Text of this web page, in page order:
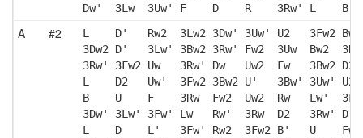
Dw'  3Lw  3Uw' F    D    R    3Rw' L    B'
A #2
L    D'   Rw2  3Lw2 3Dw' 3Uw' U2   3Fw2
3Dw2 D'   3Lw' 3Bw2 3Rw' Fw2  3Uw  Bw2
3Rw' 3Fw2 Uw   3Rw' Dw   Uw2  Fw   3Bw2
L    D2   Uw'  3Fw2 3Bw2 U'   3Bw' 3Uw'
B    U    F    3Rw  Fw2  Uw2  Rw   Lw'
3Dw' 3Lw' 3Fw' Lw   Rw'  3Rw  D2   3Rw' D'
L    D    L'   3Fw' Rw2  3Fw2 B'   U    Fw